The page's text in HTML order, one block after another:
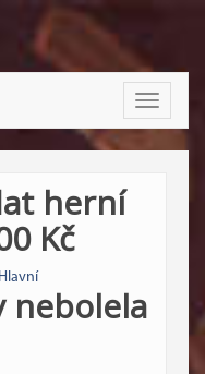
Toggle
herní
Kč
Hlavní
nebolela